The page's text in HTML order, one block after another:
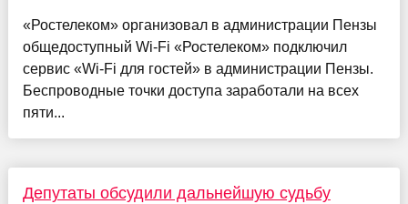
«Ростелеком» организовал в администрации Пензы
общедоступный Wi-Fi «Ростелеком» подключил
сервис «Wi-Fi для гостей» в администрации Пензы.
Беспроводные точки доступа заработали на всех
пяти...
Депутаты обсудили дальнейшую судьбу